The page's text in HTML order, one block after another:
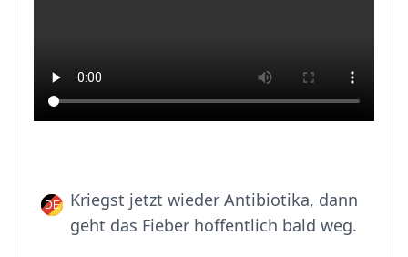
Kriegst jetzt wieder Antibiotika, dann
geht das Fieber hoffentlich bald weg.